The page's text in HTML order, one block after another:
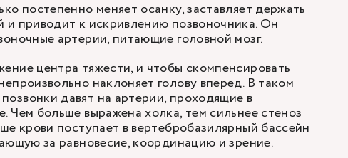
постепенно меняет осанку, заставляет держать
и приводит к искривлению позвоночника. Он
артерии, питающие головной мозг.
центра тяжести, и чтобы скомпенсировать
наклоняет голову вперед. В таком
давят на артерии, проходящие в
Чем больше выражена холка, тем сильнее стеноз
крови поступает в вертебробазилярный бассейн
за равновесие, координацию и зрение.